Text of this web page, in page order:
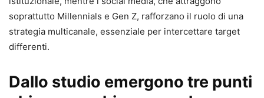
soprattutto Millennials e Gen Z, rafforzano il ruolo di una
strategia multicanale, essenziale per intercettare target
differenti.
Dallo studio emergono tre punti